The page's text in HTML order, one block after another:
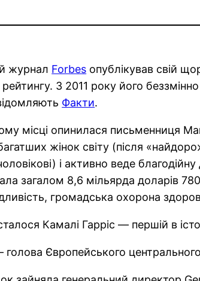
журнал Forbes опублікував свій
рейтингу. З 2011 року його
Факти.
місці опинилася письменниця
жінок світу (після
і активно веде
загалом 8,6 мільярда доларів
громадська охорона
Камалі Гарріс — першій в
Європейського центрального